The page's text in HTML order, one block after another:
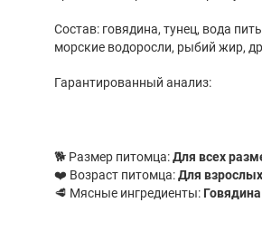
Состав: говядина, тунец, вода
морские водоросли, рыбий жир,
Гарантированный анализ:
🐕 Размер питомца:Для всех
❤️ Возраст питомца:Для взрослых
🥩 Мясные ингредиенты: Говядина